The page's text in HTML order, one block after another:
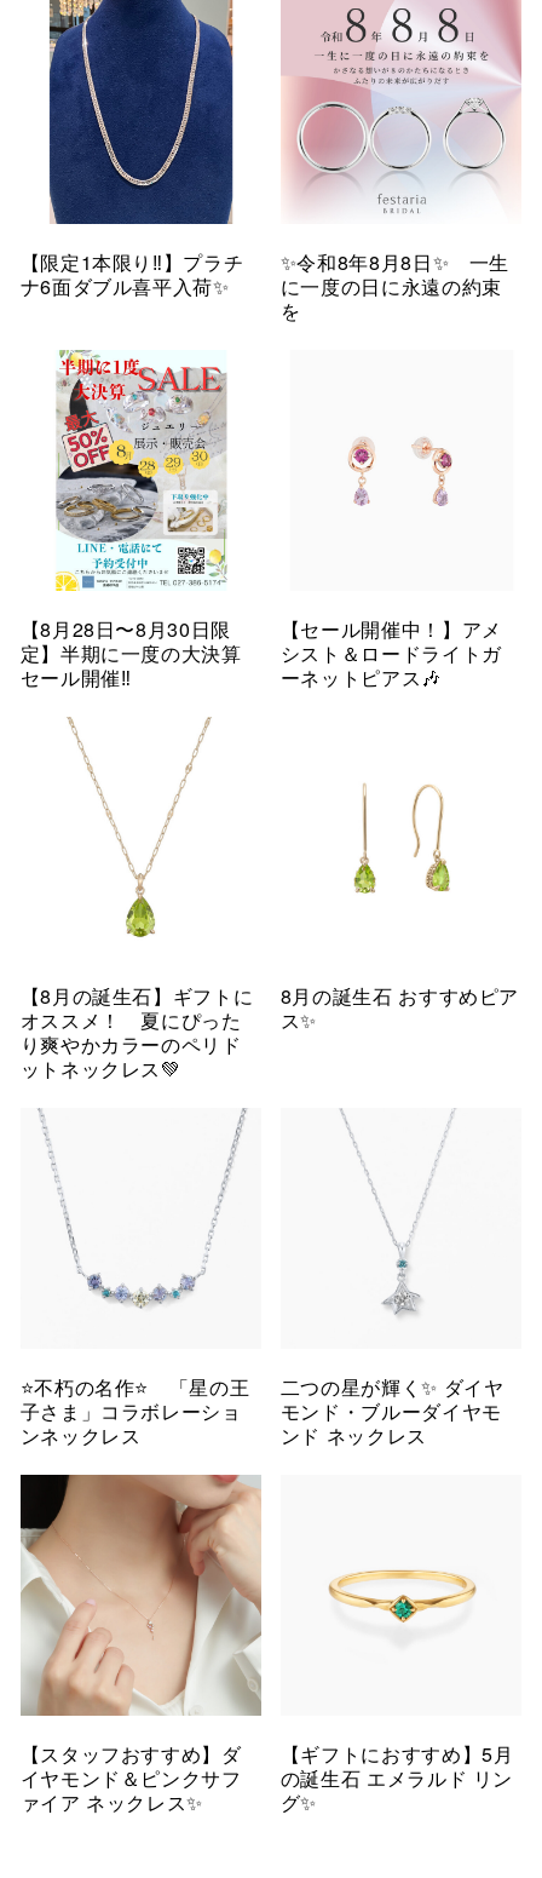
【限定1本限り‼︎】プラチ
ナ6面ダブル喜平入荷✨
✨令和8年8月8日✨ 一生
に一度の日に永遠の約束
を
【8月28日〜8月30日限
定】半期に一度の大決算
セール開催‼︎
【セール開催中！】アメ
シスト＆ロードライトガ
ーネットピアス🎶
【8月の誕生石】ギフトに
オススメ！ 夏にぴった
り爽やかカラーのペリド
ットネックレス💚
8月の誕生石 おすすめピア
ス✨
⭐️不朽の名作⭐️ 「星の王
子さま」コラボレーショ
ンネックレス
二つの星が輝く✨ ダイヤ
モンド・ブルーダイヤモ
ンド ネックレス
【スタッフおすすめ】ダ
イヤモンド＆ピンクサフ
ァイア ネックレス✨
【ギフトにおすすめ】5月
の誕生石 エメラルド リン
グ✨